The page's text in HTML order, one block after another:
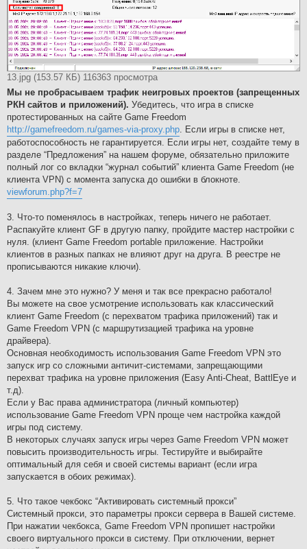
13.jpg (153.57 КБ) 116363 просмотра
Мы не пробрасываем трафик неигровых проектов (запрещенных
РКН сайтов и приложений). Убедитесь, что игра в списке
протестированных на сайте Game Freedom
http://gamefreedom.ru/games-via-proxy.php . Если игры в списке нет,
работоспособность не гарантируется. Если игры нет, создайте тему в
разделе “Предложения” на нашем форуме, обязательно приложите
полный лог со вкладки “журнал событий” клиента Game Freedom (не
клиента VPN) c момента запуска до ошибки в блокноте.
viewforum.php?f=7
3. Что-то поменялось в настройках, теперь ничего не работает.
Распакуйте клиент GF в другую папку, пройдите мастер настройки с
нуля. (клиент Game Freedom portable приложение. Настройки
клиентов в разных папках не влияют друг на друга. В реестре не
прописываются никакие ключи).
4. Зачем мне это нужно? У меня и так все прекрасно работало!
Вы можете на свое усмотрение использовать как классический
клиент Game Freedom (с перехватом трафика приложений) так и
Game Freedom VPN (с маршрутизацией трафика на уровне
драйвера).
Основная необходимость использования Game Freedom VPN это
запуск игр со сложными античит-системами, запрещающими
перехват трафика на уровне приложения (Easy Anti-Cheat, BattlEye и
т.д).
Если у Вас права администратора (личный компьютер)
использование Game Freedom VPN проще чем настройка каждой
игры под систему.
В некоторых случаях запуск игры через Game Freedom VPN может
повысить производительность игры. Тестируйте и выбирайте
оптимальный для себя и своей системы вариант (если игра
запускается в обоих режимах).
5. Что такое чекбокс “Активировать системный прокси”
Системный прокси, это параметры прокси сервера в Вашей системе.
При нажатии чекбокса, Game Freedom VPN пропишет настройки
своего виртуального прокси в систему. При отключении, вернет